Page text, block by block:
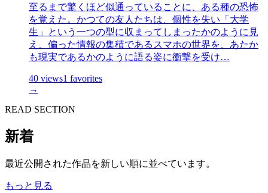
至るまで驚くほど似通っていることに、ある種の恐怖
を覚えた。かつての友人たちは、個性を失い「大学
生」という一つの型に収まってしまったかのように見
え、偏った情報の集積であるスマホの世界を、あたか
も現実であるかのように語る姿に衝撃を受け…
40 views1 favorites
→
READ SECTION
新着
最近公開された作品を新しい順に並べています。
もっと見る